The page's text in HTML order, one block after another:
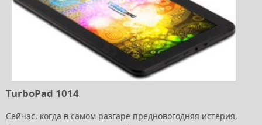
TurboPad 1014
Сейчас, когда в самом разгаре предновогодняя истерия,